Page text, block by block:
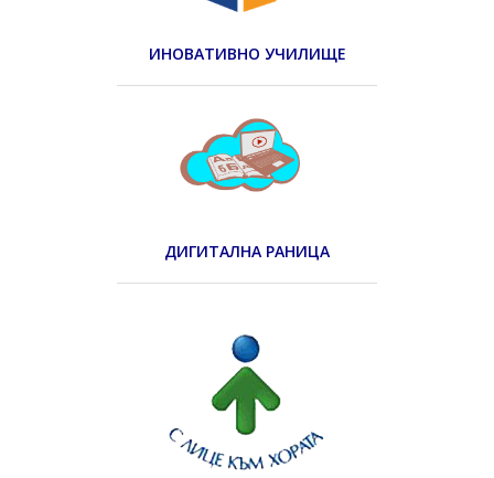
ИНОВАТИВНО УЧИЛИЩЕ
ДИГИТАЛНА РАНИЦА